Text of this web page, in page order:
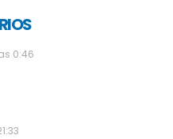
0:46